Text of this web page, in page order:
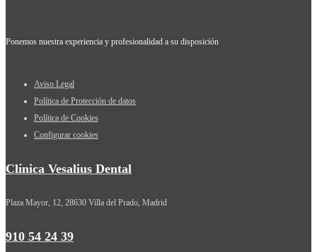
Ponemos nuestra experiencia y profesionalidad a su disposición
Aviso Legal
Política de Protección de datos
Política de Cookies
Configurar cookies
Clínica Vesalius Dental
Plaza Mayor, 12, 28630 Villa del Prado, Madrid
910 54 24 39